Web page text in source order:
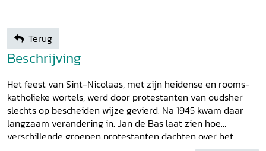
Terug
Beschrijving
Het feest van Sint-Nicolaas, met zijn heidense en rooms-
katholieke wortels, werd door protestanten van oudsher
slechts op bescheiden wijze gevierd. Na 1945 kwam daar
langzaam verandering in. Jan de Bas laat zien hoe
verschillende groepen protestanten dachten over het